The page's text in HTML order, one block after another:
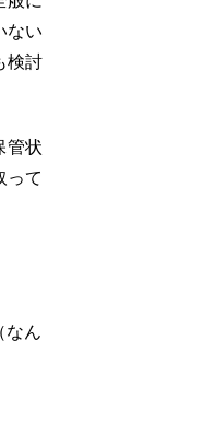
ない
検討
管状
って
なん